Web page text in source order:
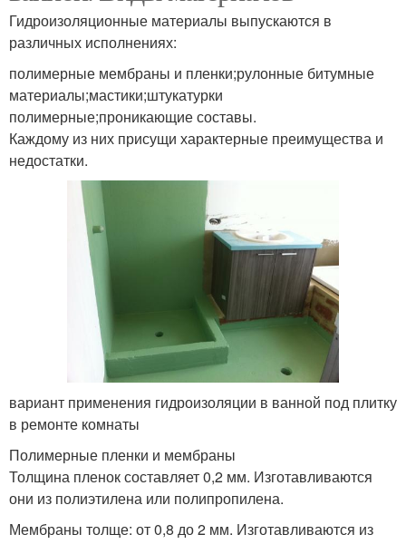
Гидроизоляционные материалы выпускаются в
различных исполнениях:
полимерные мембраны и пленки;рулонные битумные
материалы;мастики;штукатурки
полимерные;проникающие составы.
Каждому из них присущи характерные преимущества и
недостатки.
вариант применения гидроизоляции в ванной под плитку
в ремонте комнаты
Полимерные пленки и мембраны
Толщина пленок составляет 0,2 мм. Изготавливаются
они из полиэтилена или полипропилена.
Мембраны толще: от 0,8 до 2 мм. Изготавливаются из